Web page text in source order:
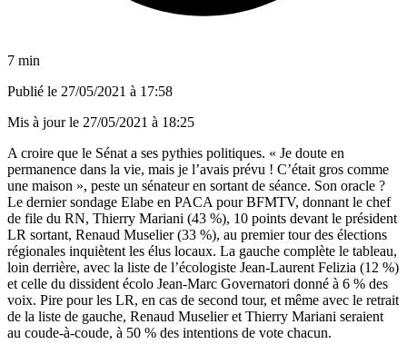
7 min
Publié le 27/05/2021 à 17:58
Mis à jour le 27/05/2021 à 18:25
A croire que le Sénat a ses pythies politiques. « Je doute en
permanence dans la vie, mais je l’avais prévu ! C’était gros comme
une maison », peste un sénateur en sortant de séance. Son oracle ?
Le dernier sondage Elabe en PACA pour BFMTV, donnant le chef
de file du RN, Thierry Mariani (43 %), 10 points devant le président
LR sortant, Renaud Muselier (33 %), au premier tour des élections
régionales inquiètent les élus locaux. La gauche complète le tableau,
loin derrière, avec la liste de l’écologiste Jean-Laurent Felizia (12 %)
et celle du dissident écolo Jean-Marc Governatori donné à 6 % des
voix. Pire pour les LR, en cas de second tour, et même avec le retrait
de la liste de gauche, Renaud Muselier et Thierry Mariani seraient
au coude-à-coude, à 50 % des intentions de vote chacun.